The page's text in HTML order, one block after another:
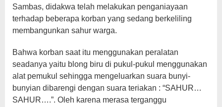
Sambas, didakwa telah melakukan penganiayaan
terhadap beberapa korban yang sedang berkeliling
membangunkan sahur warga.
Bahwa korban saat itu menggunakan peralatan
seadanya yaitu blong biru di pukul-pukul menggunakan
alat pemukul sehingga mengeluarkan suara bunyi-
bunyian dibarengi dengan suara teriakan : “SAHUR…
SAHUR….”. Oleh karena merasa terganggu